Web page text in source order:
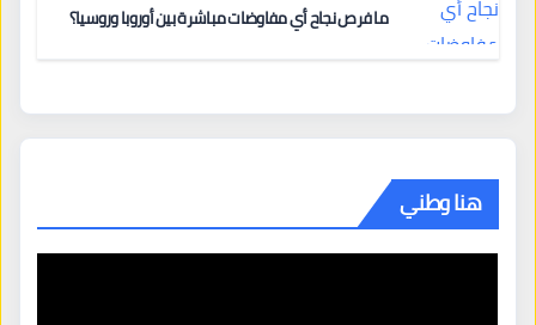
ما فرص نجاح أي مفاوضات مباشرة بين أوروبا وروسيا؟
هنا وطني